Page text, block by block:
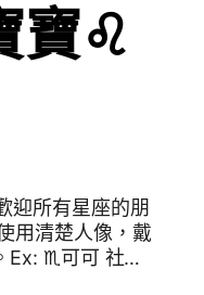
寶♌️